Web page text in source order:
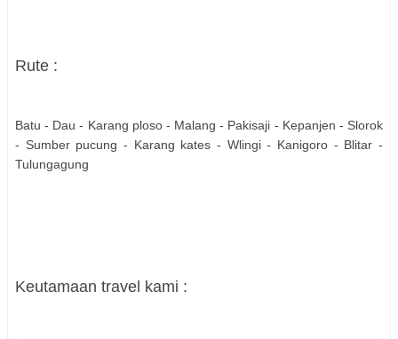
Rute :
Batu - Dau - Karang ploso - Malang - Pakisaji - Kepanjen - Slorok
- Sumber pucung - Karang kates - Wlingi - Kanigoro - Blitar -
Tulungagung
Keutamaan travel kami :